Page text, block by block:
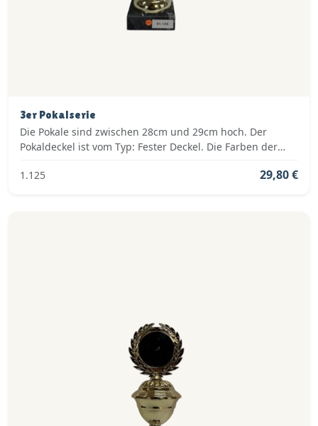
3er Pokalserie
Die Pokale sind zwischen 28cm und 29cm hoch. Der
Pokaldeckel ist vom Typ: Fester Deckel. Die Farben der
1.125
29,80 €